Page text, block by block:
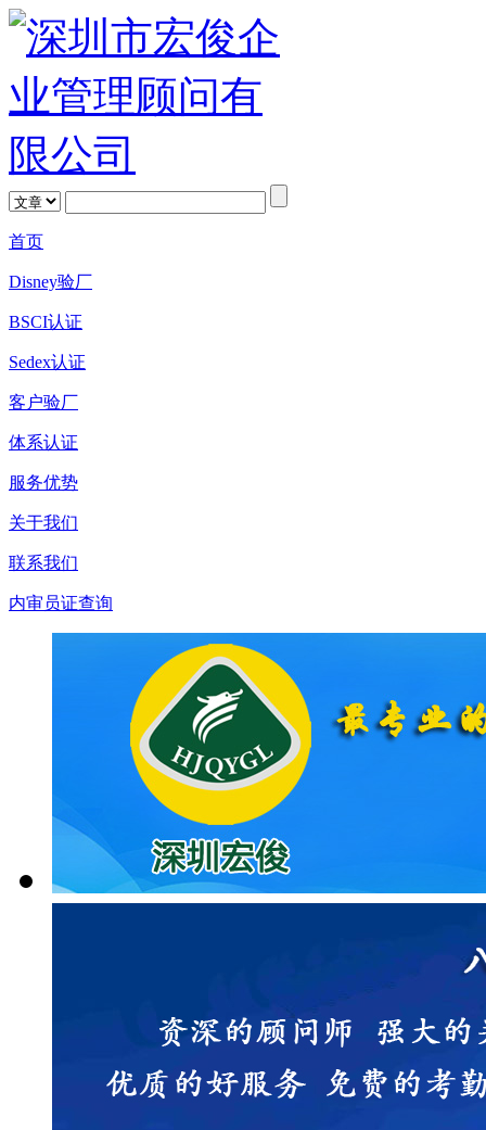
首页
Disney验厂
BSCI认证
Sedex认证
客户验厂
体系认证
服务优势
关于我们
联系我们
内审员证查询